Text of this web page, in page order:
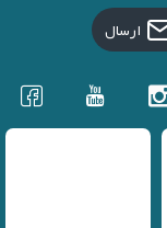
ارسال